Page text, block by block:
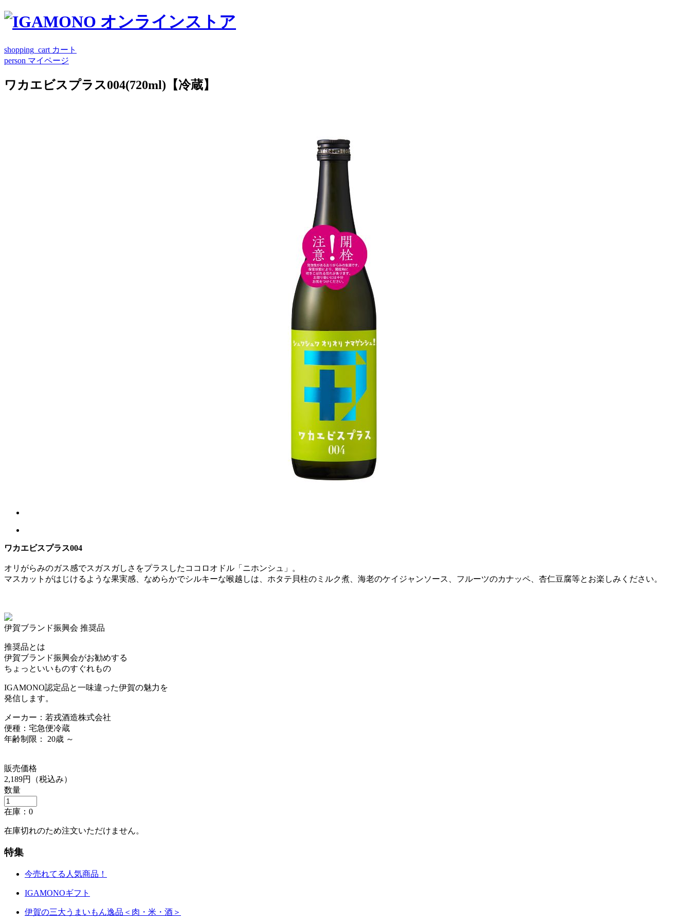
shopping_cart カート
person マイページ
ワカエビスプラス004(720ml)【冷蔵】
ワカエビスプラス004
オリがらみのガス感でスガスガしさをプラスしたココロオドル「ニホンシュ」。
マスカットがはじけるような果実感、なめらかでシルキーな喉越しは、ホタテ貝柱のミルク煮、海老のケイジャンソース、フルーツのカナッペ、杏仁豆腐等とお楽しみください。
伊賀ブランド振興会 推奨品
推奨品とは
伊賀ブランド振興会がお勧めする
ちょっといいものすぐれもの
IGAMONO認定品と一味違った伊賀の魅力を
発信します。
メーカー：若戎酒造株式会社
便種：宅急便冷蔵
年齢制限： 20歳 ～
販売価格
2,189円
（税込み）
数量
在庫： 0
在庫切れのため注文いただけません。
特集
今売れてる人気商品！
IGAMONOギフト
伊賀の三大うまいもん逸品＜肉・米・酒＞